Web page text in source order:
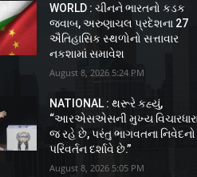
WORLD : ચીનને ભારતનો કડક
જવાબ, અરુણાચલ પ્રદેશના 27
ઐતિહાસિક સ્થળોનો સત્તાવાર
નકશામાં સમાવેશ
August 8, 2026 5:24 PM
NATIONAL : થરૂરે કહ્યું,
“આરએસએસની મુખ્ય
જ રહે છે, પરંતુ ભાગવતના નિવેદનો
પરિવર્તન દર્શાવે છે.”
August 8, 2026 5:05 PM